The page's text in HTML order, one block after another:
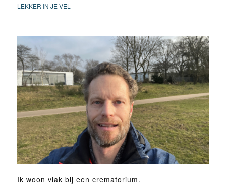
LEKKER IN JE VEL
Ik woon vlak bij een crematorium.